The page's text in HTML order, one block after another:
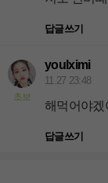
답글쓰기
초보
youlximi
11.27 23:48
해먹어야겠
답글쓰기